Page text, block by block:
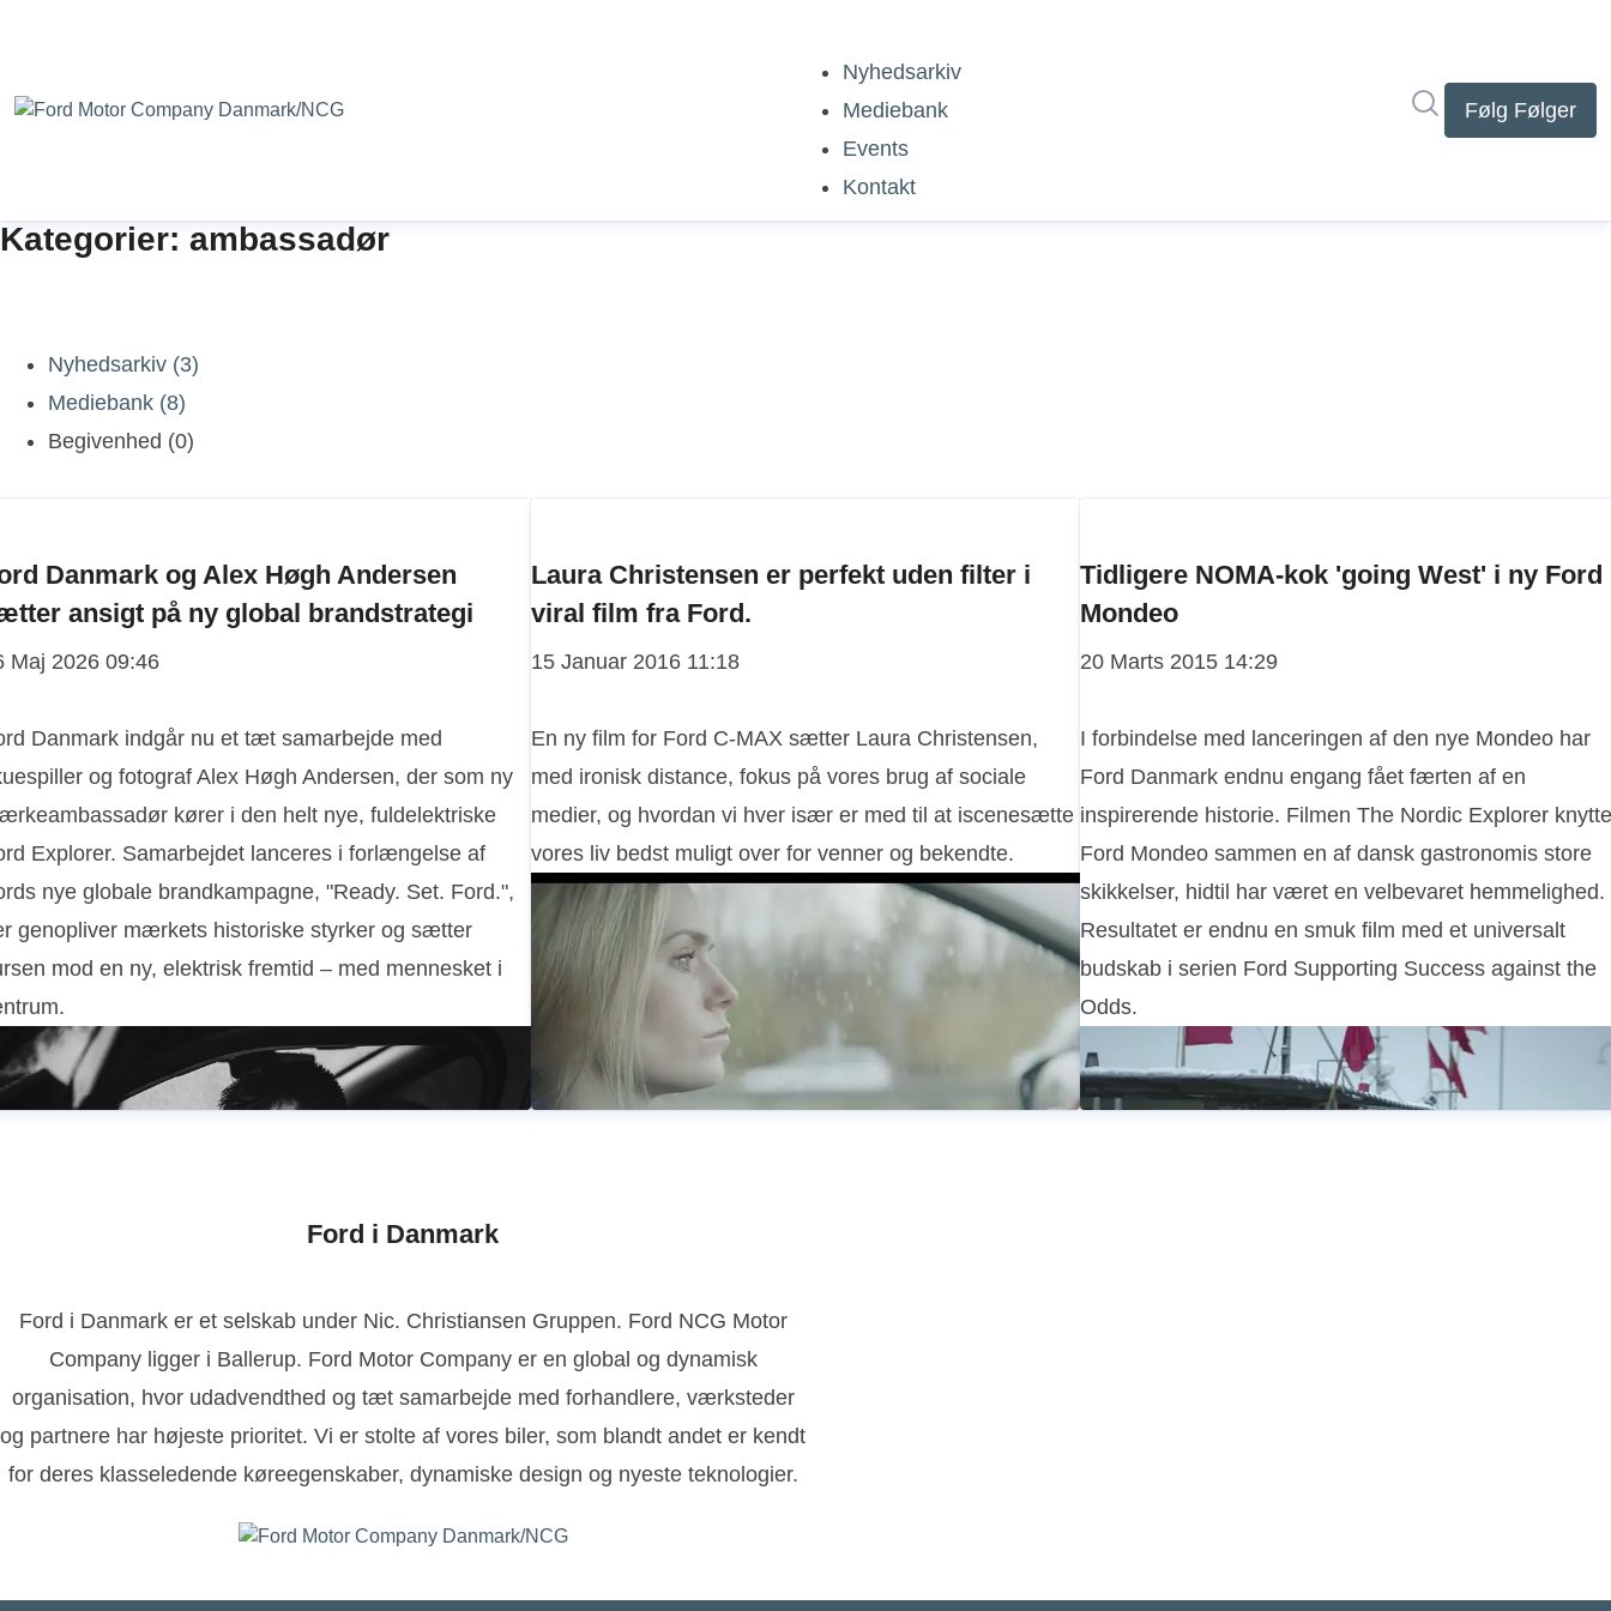
Nyhedsarkiv
Mediebank
Events
Kontakt
Følg Følger
Kategorier: ambassadør
Nyhedsarkiv (3)
Mediebank (8)
Begivenhed (0)
Danmark og Alex Høgh Andersen
ansigt på ny global brandstrategi
Maj 2026 09:46
Danmark indgår nu et tæt samarbejde med
og fotograf Alex Høgh Andersen, der som ny
kører i den helt nye, fuldelektriske
Explorer. Samarbejdet lanceres i forlængelse af
nye globale brandkampagne, "Ready. Set. Ford.",
genopliver mærkets historiske styrker og sætter
mod en ny, elektrisk fremtid – med mennesket i
Laura Christensen er perfekt uden filter i
viral film fra Ford.
15 Januar 2016 11:18
​En ny film for Ford C-MAX sætter Laura Christensen,
med ironisk distance, fokus på vores brug af sociale
medier, og hvordan vi hver især er med til at iscenesætte
vores liv bedst muligt over for venner og bekendte.
Tidligere NOMA-kok 'going West' i ny Ford
Mondeo
20 Marts 2015 14:29
I forbindelse med lanceringen af den nye Mondeo har
Ford Danmark endnu engang fået færten af en
inspirerende historie. Filmen The Nordic Explorer
Ford Mondeo sammen en af dansk gastronomis store
skikkelser, hidtil har været en velbevaret hemmelighed.
Resultatet er endnu en smuk film med et universalt
budskab i serien Ford Supporting Success against the
Odds.
Ford i Danmark
Ford i Danmark er et selskab under Nic. Christiansen Gruppen. Ford NCG Motor
Company ligger i Ballerup. Ford Motor Company er en global og dynamisk
organisation, hvor udadvendthed og tæt samarbejde med forhandlere, værksteder
og partnere har højeste prioritet. Vi er stolte af vores biler, som blandt andet er kendt
for deres klasseledende køreegenskaber, dynamiske design og nyeste teknologier.